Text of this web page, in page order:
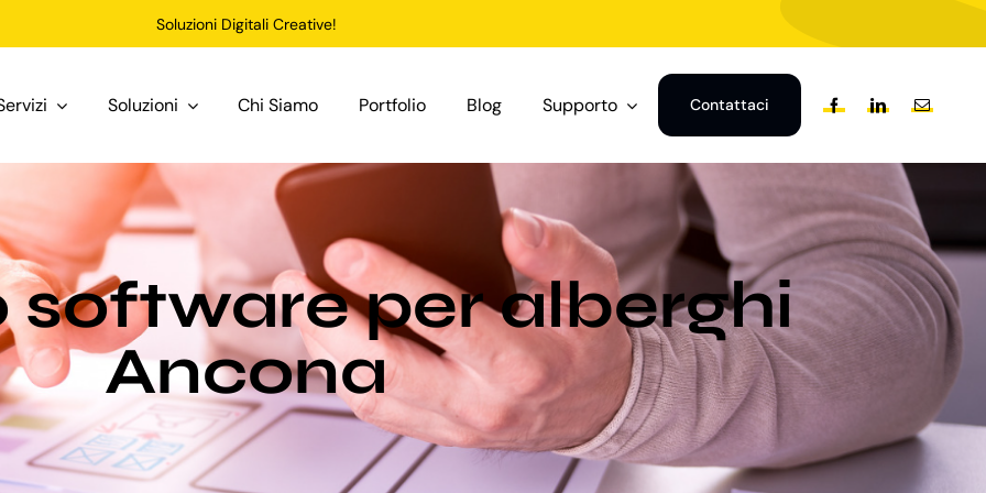
Soluzioni Digitali Creative!
Soluzioni Chi Siamo Portfolio Blog Supporto Contattaci
software per alberghi
Ancona